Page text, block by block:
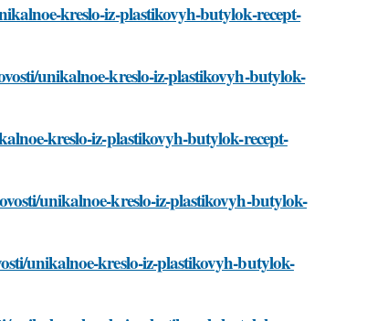
kreslo-iz-plastikovyh-butylok-recept-
unikalnoe-kreslo-iz-plastikovyh-butylok-
kreslo-iz-plastikovyh-butylok-recept-
unikalnoe-kreslo-iz-plastikovyh-butylok-
unikalnoe-kreslo-iz-plastikovyh-butylok-